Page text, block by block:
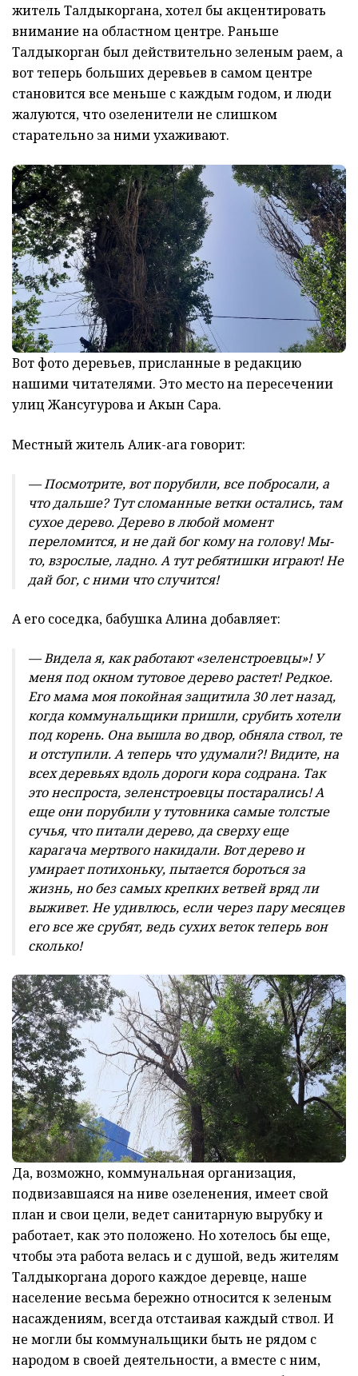
житель Талдыкоргана, хотел бы акцентировать
внимание на областном центре. Раньше
Талдыкорган был действительно зеленым раем, а
вот теперь больших деревьев в самом центре
становится все меньше с каждым годом, и люди
жалуются, что озеленители не слишком
старательно за ними ухаживают.
Вот фото деревьев, присланные в редакцию
нашими читателями. Это место на пересечении
улиц Жансугурова и Акын Сара.
Местный житель Алик-ага говорит:
— Посмотрите, вот порубили, все побросали, а
что дальше? Тут сломанные ветки остались, там
сухое дерево. Дерево в любой момент
переломится, и не дай бог кому на голову! Мы-
то, взрослые, ладно. А тут ребятишки играют! Не
дай бог, с ними что случится!
А его соседка, бабушка Алина добавляет:
— Видела я, как работают «зеленстроевцы»! У
меня под окном тутовое дерево растет! Редкое.
Его мама моя покойная защитила 30 лет назад,
когда коммунальщики пришли, срубить хотели
под корень. Она вышла во двор, обняла ствол, те
и отступили. А теперь что удумали?! Видите, на
всех деревьях вдоль дороги кора содрана. Так
это неспроста, зеленстроевцы постарались! А
еще они порубили у тутовника самые толстые
сучья, что питали дерево, да сверху еще
карагача мертвого накидали. Вот дерево и
умирает потихоньку, пытается бороться за
жизнь, но без самых крепких ветвей вряд ли
выживет. Не удивлюсь, если через пару месяцев
его все же срубят, ведь сухих веток теперь вон
сколько!
Да, возможно, коммунальная организация,
подвизавшаяся на ниве озеленения, имеет свой
план и свои цели, ведет санитарную вырубку и
работает, как это положено. Но хотелось бы еще,
чтобы эта работа велась и с душой, ведь жителям
Талдыкоргана дорого каждое деревце, наше
население весьма бережно относится к зеленым
насаждениям, всегда отстаивая каждый ствол. И
не могли бы коммунальщики быть не рядом с
народом в своей деятельности, а вместе с ним,